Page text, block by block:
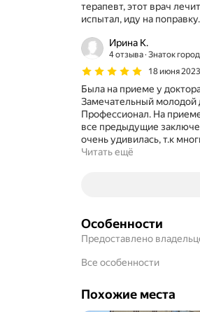
терапевт, этот врач
испытал, иду на поправку.
Ирина К.
4 отзыва Знаток
18 июня 2023
Была на приеме у
Замечательный молодой
Профессионал. На
все предыдущие
очень удивилась, т.к
Читать ещё
Особенности
Предоставлено
Все особенности
Похожие места